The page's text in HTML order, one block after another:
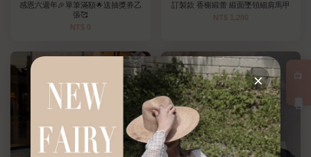
感恩六週年🎉單筆滿額🌟送抽獎券乙
張🥰
NT$ 0
訂製款 香榭緞蕾 緞面墜領細肩馬甲
NT$ 1,280
優惠
× 📺 直播預告